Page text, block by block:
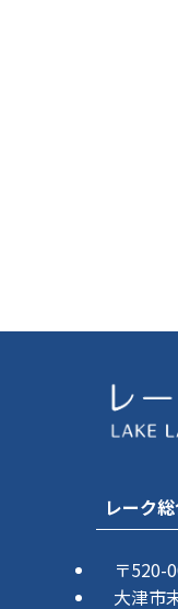
レーク
〒520-
大津市